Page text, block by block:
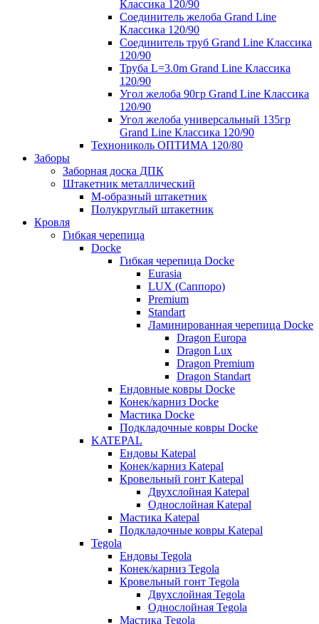
Классика 120/90
Соединитель желоба Grand Line
Классика 120/90
Соединитель труб Grand Line Классика
120/90
Труба L=3.0m Grand Line Классика
120/90
Угол желоба 90гр Grand Line Классика
120/90
Угол желоба универсальный 135гр
Grand Line Классика 120/90
Технониколь ОПТИМА 120/80
Заборы
Заборная доска ДПК
Штакетник металлический
М-образный штакетник
Полукруглый штакетник
Кровля
Гибкая черепица
Docke
Гибкая черепица Docke
Eurasia
LUX (Саппоро)
Premium
Standart
Ламинированная черепица Docke
Dragon Europa
Dragon Lux
Dragon Premium
Dragon Standart
Ендовные ковры Docke
Конек/карниз Docke
Мастика Docke
Подкладочные ковры Docke
KATEPAL
Ендовы Katepal
Конек/карниз Katepal
Кровельный гонт Katepal
Двухслойная Katepal
Однослойная Katepal
Мастика Katepal
Подкладочные ковры Katepal
Tegola
Ендовы Tegola
Конек/карниз Tegola
Кровельный гонт Tegola
Двухслойная Tegola
Однослойная Tegola
Мастика Tegola